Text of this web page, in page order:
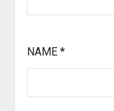
NAME *